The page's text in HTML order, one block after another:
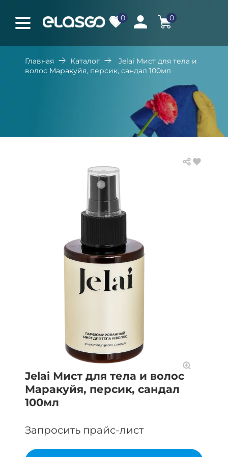
0 0
Главная Каталог
Jelai Мист для тела и
волос Маракуйя, персик, сандал 100мл
Jelai Мист для тела и волос
Маракуйя, персик, сандал
100мл
Запросить прайс-лист